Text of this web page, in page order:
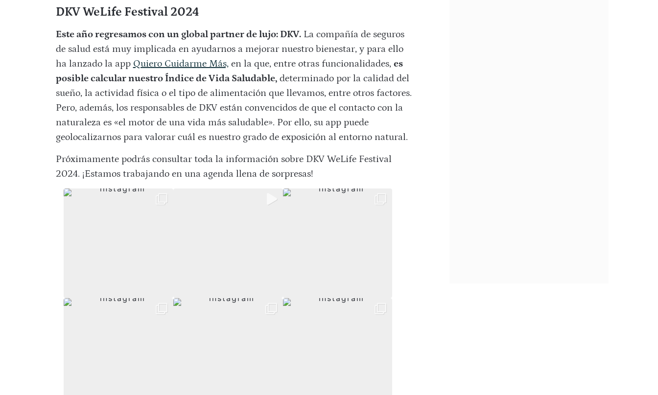
DKV WeLife Festival 2024
Este año regresamos con un global partner de lujo: DKV.La compañía de seguros
de salud está muy implicada en ayudarnos a mejorar nuestro bienestar, y para ello
ha lanzado la app Quiero Cuidarme Más,en la que, entre otras funcionalidades, es
posible calcular nuestro Índice de Vida Saludable,determinado por la calidad del
sueño, la actividad física o el tipo de alimentación que llevamos, entre otros factores.
Pero, además, los responsables de DKV están convencidos de que el contacto con la
naturaleza es «el motor de una vida más saludable». Por ello, su app puede
geolocalizarnos para valorar cuál es nuestro grado de exposición al entorno natural.
Próximamente podrás consultar toda la información sobre DKV WeLife Festival
2024. ¡Estamos trabajando en una agenda llena de sorpresas!